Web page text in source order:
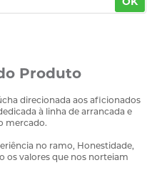
Produto
direcionada aos aficionados
à linha de arrancada e
mercado.
no ramo, Honestidade,
os valores que nos norteiam